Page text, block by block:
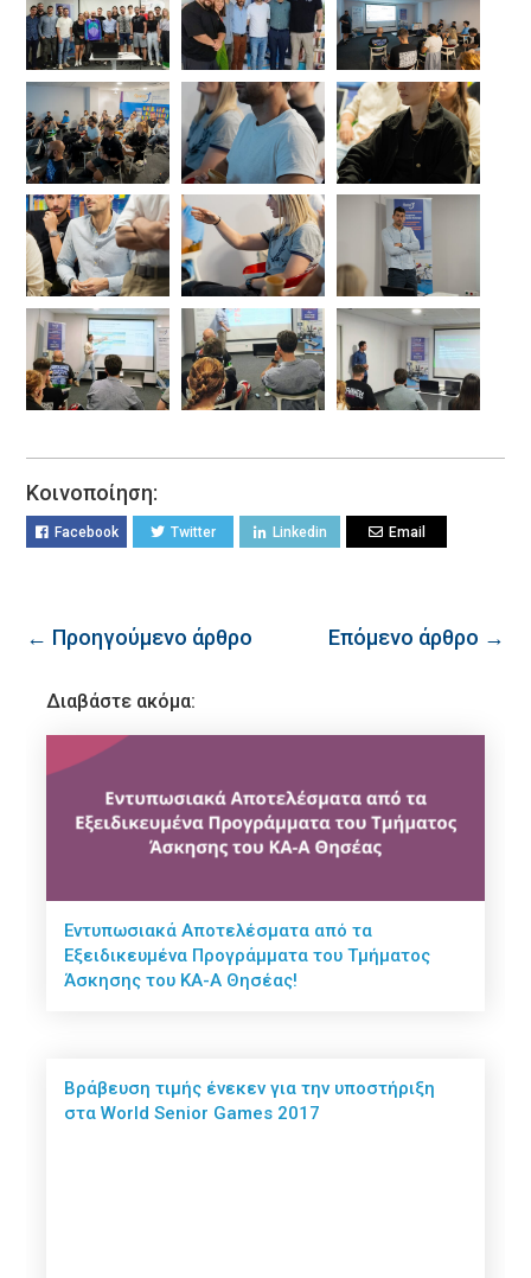
Κοινοποίηση:
Facebook Twitter Linkedin Email
← Προηγούμενο άρθρο Επόμενο άρθρο →
Διαβάστε ακόμα:
Εντυπωσιακά Αποτελέσματα από τα
Εξειδικευμένα Προγράμματα του Τμήματος
Άσκησης του ΚΑ-Α Θησέας!
Βράβευση τιμής ένεκεν για την υποστήριξη
στα World Senior Games 2017